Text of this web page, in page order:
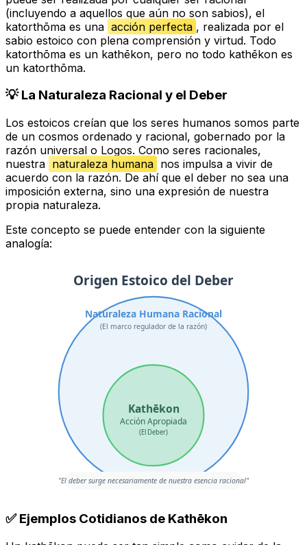
(incluyendo a aquellos que aún no son sabios), el
katorthōma es una acción perfecta , realizada por el
sabio estoico con plena comprensión y virtud. Todo
katorthōma es un kathēkon, pero no todo kathēkon es
un katorthōma.
💡 La Naturaleza Racional y el Deber
Los estoicos creían que los seres humanos somos parte
de un cosmos ordenado y racional, gobernado por la
razón universal o Logos. Como seres racionales,
nuestra naturaleza humana nos impulsa a vivir de
acuerdo con la razón. De ahí que el deber no sea una
imposición externa, sino una expresión de nuestra
propia naturaleza.
Este concepto se puede entender con la siguiente
analogía:
Origen Estoico del Deber
Naturaleza Humana Racional
(El marco regulador de la razón)
Kathēkon
Acción Apropiada
(El Deber)
"El deber surge necesariamente de nuestra esencia racional"
✅ Ejemplos Cotidianos de Kathēkon